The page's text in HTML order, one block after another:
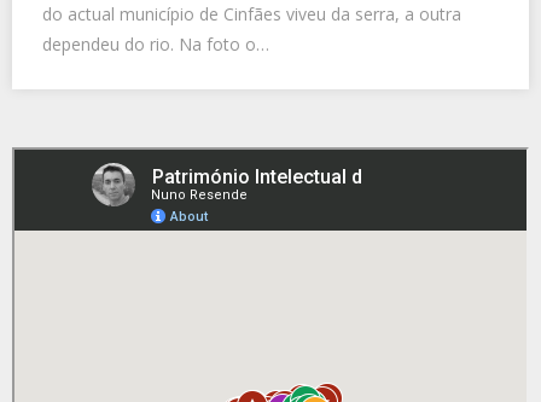
do actual município de Cinfães viveu da serra, a outra
dependeu do rio. Na foto o…